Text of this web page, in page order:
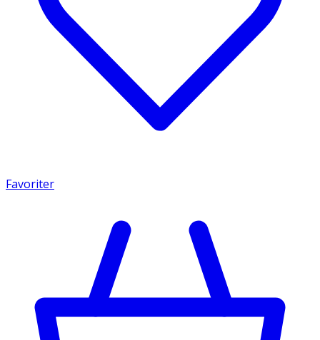
Favoriter